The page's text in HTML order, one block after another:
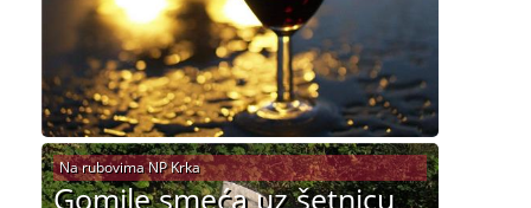
Gomile smeća uz šetnicu
Na rubovima NP Krka